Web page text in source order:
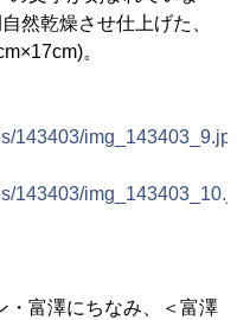
然乾燥させ仕上げた、
。
143403/
143403/
・富澤にちなみ、＜富澤